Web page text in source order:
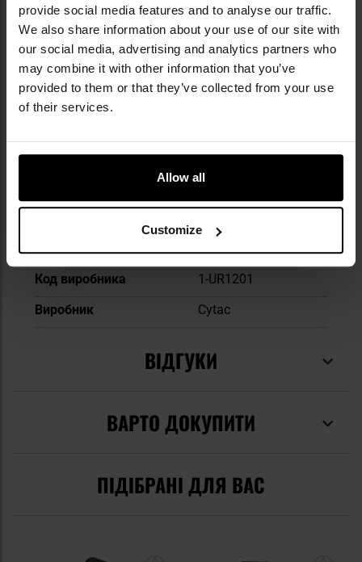
provide social media features and to analyse our traffic.
We also share information about your use of our site with
our social media, advertising and analytics partners who
may combine it with other information that you’ve
provided to them or that they’ve collected from your use
of their services.
Allow all
Customize
Сумісність з molle/pals
Ні
Основний колір
Black
Тип кобури
для правшів
EAN
889147058125
Код виробника
1-UR1201
Виробник
Cytac
ВІДГУКИ
ВАРТО ДОКУПИТИ
ПІДІБРАНІ ДЛЯ ВАС